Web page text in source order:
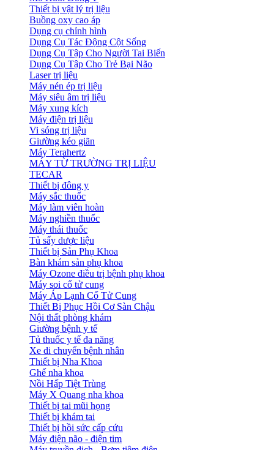
Thiết bị vật lý trị liệu
Buồng oxy cao áp
Dụng cụ chỉnh hình
Dụng Cụ Tác Động Cột Sống
Dụng Cụ Tập Cho Người Tai Biến
Dụng Cụ Tập Cho Trẻ Bại Não
Laser trị liệu
Máy nén ép trị liệu
Máy siêu âm trị liệu
Máy xung kích
Máy điện trị liệu
Vi sóng trị liệu
Giường kéo giãn
Máy Terahertz
MÁY TỪ TRƯỜNG TRỊ LIỆU
TECAR
Thiết bị đông y
Máy sắc thuốc
Máy làm viên hoàn
Máy nghiền thuốc
Máy thái thuốc
Tủ sấy dược liệu
Thiết bị Sản Phụ Khoa
Bàn khám sản phụ khoa
Máy Ozone điều trị bệnh phụ khoa
Máy soi cổ tử cung
Máy Áp Lạnh Cổ Tử Cung
Thiết Bị Phục Hồi Cơ Sàn Chậu
Nội thất phòng khám
Giường bệnh y tế
Tủ thuốc y tế đa năng
Xe di chuyển bệnh nhân
Thiết bị Nha Khoa
Ghế nha khoa
Nồi Hấp Tiệt Trùng
Máy X Quang nha khoa
Thiết bị tai mũi họng
Thiết bị khám tai
Thiết bị hồi sức cấp cứu
Máy điện não - điện tim